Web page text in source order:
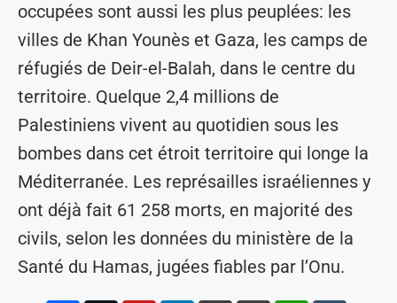
occupées sont aussi les plus peuplées: les
villes de Khan Younès et Gaza, les camps de
réfugiés de Deir-el-Balah, dans le centre du
territoire. Quelque 2,4 millions de
Palestiniens vivent au quotidien sous les
bombes dans cet étroit territoire qui longe la
Méditerranée. Les représailles israéliennes y
ont déjà fait 61 258 morts, en majorité des
civils, selon les données du ministère de la
Santé du Hamas, jugées fiables par l’Onu.